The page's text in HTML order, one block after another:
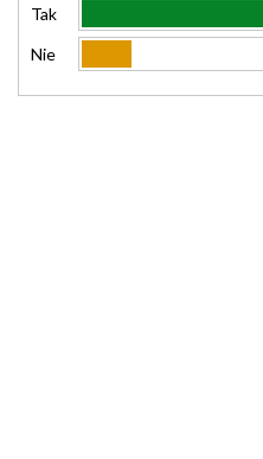
Tak
Nie